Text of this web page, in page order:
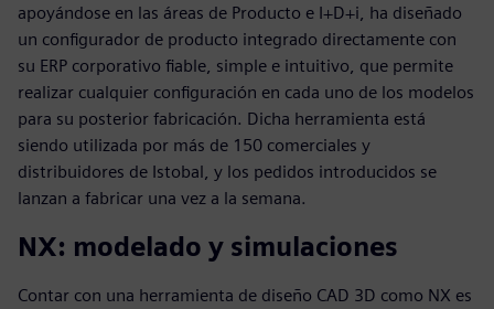
apoyándose en las áreas de Producto e I+D+i, ha diseñado
un configurador de producto integrado directamente con
su ERP corporativo fiable, simple e intuitivo, que permite
realizar cualquier configuración en cada uno de los modelos
para su posterior fabricación. Dicha herramienta está
siendo utilizada por más de 150 comerciales y
distribuidores de Istobal, y los pedidos introducidos se
lanzan a fabricar una vez a la semana.
NX: modelado y simulaciones
Contar con una herramienta de diseño CAD 3D como NX es